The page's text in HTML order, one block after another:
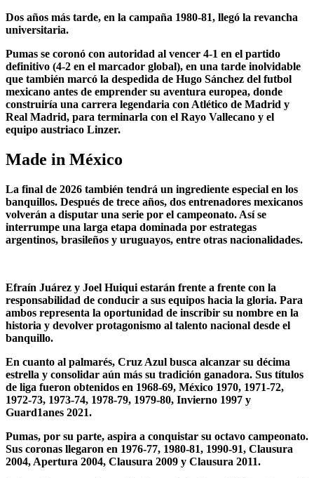
Dos años más tarde, en la campaña 1980-81, llegó la revancha
universitaria.
Pumas se coronó con autoridad al vencer 4-1 en el partido
definitivo (4-2 en el marcador global), en una tarde inolvidable
que también marcó la despedida de Hugo Sánchez del futbol
mexicano antes de emprender su aventura europea, donde
construiría una carrera legendaria con Atlético de Madrid y
Real Madrid, para terminarla con el Rayo Vallecano y el
equipo austriaco Linzer.
Made in México
La final de 2026 también tendrá un ingrediente especial en los
banquillos. Después de trece años, dos entrenadores mexicanos
volverán a disputar una serie por el campeonato. Así se
interrumpe una larga etapa dominada por estrategas
argentinos, brasileños y uruguayos, entre otras nacionalidades.
Efraín Juárez y Joel Huiqui estarán frente a frente con la
responsabilidad de conducir a sus equipos hacia la gloria. Para
ambos representa la oportunidad de inscribir su nombre en la
historia y devolver protagonismo al talento nacional desde el
banquillo.
En cuanto al palmarés, Cruz Azul busca alcanzar su décima
estrella y consolidar aún más su tradición ganadora. Sus títulos
de liga fueron obtenidos en 1968-69, México 1970, 1971-72,
1972-73, 1973-74, 1978-79, 1979-80, Invierno 1997 y
Guard1anes 2021.
Pumas, por su parte, aspira a conquistar su octavo campeonato.
Sus coronas llegaron en 1976-77, 1980-81, 1990-91, Clausura
2004, Apertura 2004, Clausura 2009 y Clausura 2011.